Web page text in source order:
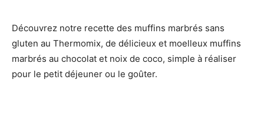
Découvrez notre recette des muffins marbrés sans
gluten au Thermomix, de délicieux et moelleux muffins
marbrés au chocolat et noix de coco, simple à réaliser
pour le petit déjeuner ou le goûter.